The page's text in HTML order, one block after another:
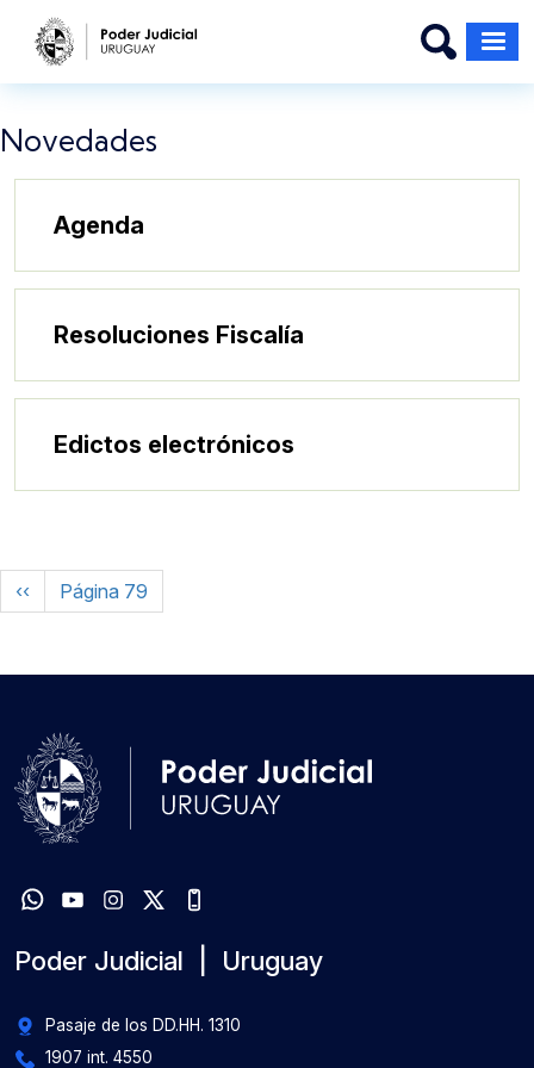
Pasar al contenido principal
Novedades
Agenda
Resoluciones Fiscalía
Edictos electrónicos
Paginación
Página anterior
‹‹ Página 79
Poder Judicial | Uruguay
Pasaje de los DD.HH. 1310
1907 int. 4550